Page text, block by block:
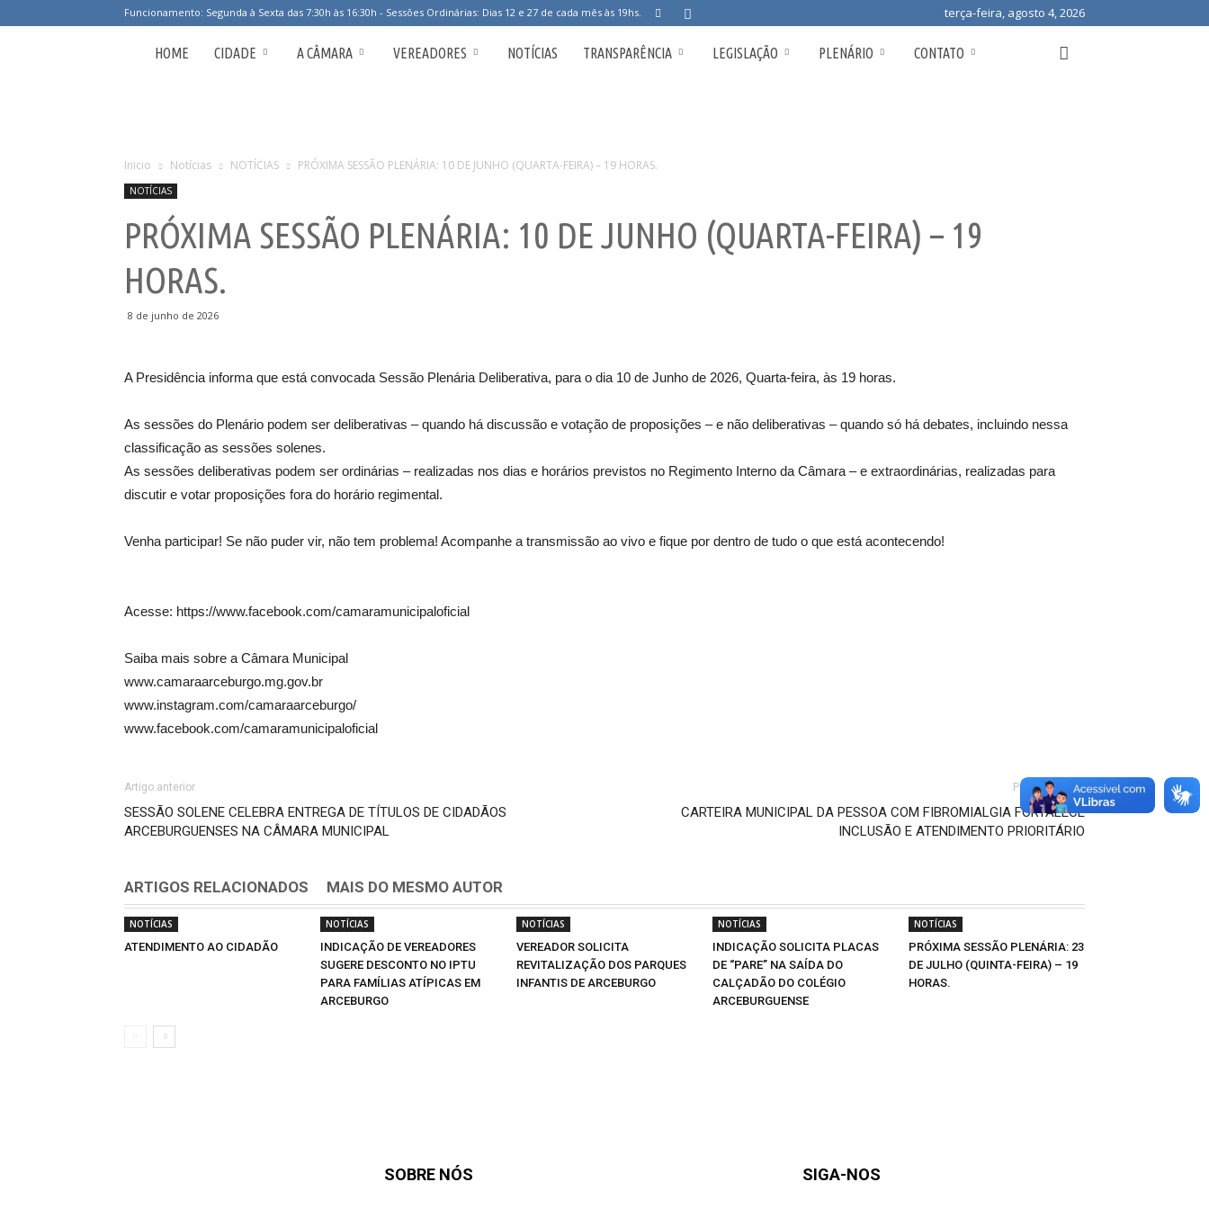
Funcionamento: Segunda à Sexta das 7:30h às 16:30h - Sessões Ordinárias: Dias 12 e 27 de cada mês às 19hs. terça-feira, agosto 4, 2026
Câmara
de
Arceburgo
HOME CIDADE A CÂMARA VEREADORES NOTÍCIAS TRANSPARÊNCIA LEGISLAÇÃO PLENÁRIO CONTATO
Inicio Notícias NOTÍCIAS PRÓXIMA SESSÃO PLENÁRIA: 10 DE JUNHO (QUARTA-FEIRA) – 19 HORAS.
NOTÍCIAS
PRÓXIMA SESSÃO PLENÁRIA: 10 DE JUNHO (QUARTA-FEIRA) – 19
HORAS.
8 de junho de 2026
A Presidência informa que está convocada Sessão Plenária Deliberativa, para o dia 10 de Junho de 2026, Quarta-feira, às 19 horas.
As sessões do Plenário podem ser deliberativas – quando há discussão e votação de proposições – e não deliberativas – quando só há debates, incluindo nessa
classificação as sessões solenes.
As sessões deliberativas podem ser ordinárias – realizadas nos dias e horários previstos no Regimento Interno da Câmara – e extraordinárias, realizadas para
discutir e votar proposições fora do horário regimental.
Venha participar! Se não puder vir, não tem problema! Acompanhe a transmissão ao vivo e fique por dentro de tudo o que está acontecendo!
Acesse: https://www.facebook.com/camaramunicipaloficial
Saiba mais sobre a Câmara Municipal
www.camaraarceburgo.mg.gov.br
www.instagram.com/camaraarceburgo/
www.facebook.com/camaramunicipaloficial
Artigo anterior
SESSÃO SOLENE CELEBRA ENTREGA DE TÍTULOS DE CIDADÃOS
ARCEBURGUENSES NA CÂMARA MUNICIPAL
Próximo artigo
CARTEIRA MUNICIPAL DA PESSOA COM FIBROMIALGIA FORTALECE
INCLUSÃO E ATENDIMENTO PRIORITÁRIO
ARTIGOS RELACIONADOS MAIS DO MESMO AUTOR
NOTÍCIAS
ATENDIMENTO AO CIDADÃO
NOTÍCIAS
INDICAÇÃO DE VEREADORES
SUGERE DESCONTO NO IPTU
PARA FAMÍLIAS ATÍPICAS EM
ARCEBURGO
NOTÍCIAS
VEREADOR SOLICITA
REVITALIZAÇÃO DOS PARQUES
INFANTIS DE ARCEBURGO
NOTÍCIAS
INDICAÇÃO SOLICITA PLACAS
DE “PARE” NA SAÍDA DO
CALÇADÃO DO COLÉGIO
ARCEBURGUENSE
NOTÍCIAS
PRÓXIMA SESSÃO PLENÁRIA: 23
DE JULHO (QUINTA-FEIRA) – 19
HORAS.
SOBRE NÓS SIGA-NOS